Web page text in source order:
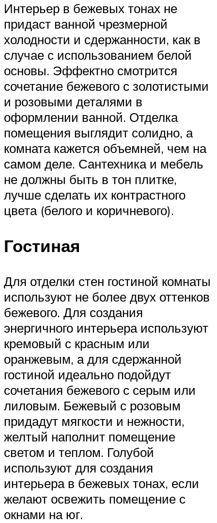
Интерьер в бежевых тонах не
придаст ванной чрезмерной
холодности и сдержанности, как в
случае с использованием белой
основы. Эффектно смотрится
сочетание бежевого с золотистыми
и розовыми деталями в
оформлении ванной. Отделка
помещения выглядит солидно, а
комната кажется объемней, чем на
самом деле. Сантехника и мебель
не должны быть в тон плитке,
лучше сделать их контрастного
цвета (белого и коричневого).
Гостиная
Для отделки стен гостиной комнаты
используют не более двух оттенков
бежевого. Для создания
энергичного интерьера используют
кремовый с красным или
оранжевым, а для сдержанной
гостиной идеально подойдут
сочетания бежевого с серым или
лиловым. Бежевый с розовым
придадут мягкости и нежности,
желтый наполнит помещение
светом и теплом. Голубой
используют для создания
интерьера в бежевых тонах, если
желают освежить помещение с
окнами на юг.